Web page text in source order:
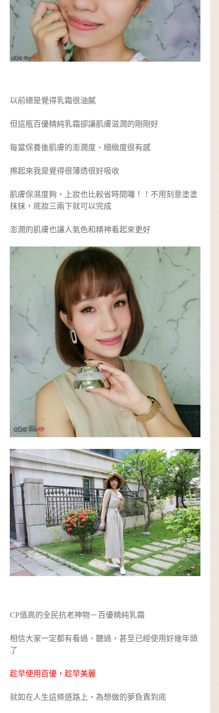
以前總是覺得乳霜很油膩
但這瓶百優精純乳霜卻讓肌膚滋潤的剛剛好
每當保養後肌膚的澎潤度、細緻度很有感
擦起來我是覺得很薄透很好吸收
肌膚保濕度夠，上妝也比較省時間囉！！不用刻意塗塗
抹抹，底妝三兩下就可以完成
澎潤的肌膚也讓人氣色和精神看起來更好
CP值高的全民抗老神物－百優精純乳霜
相信大家一定都有看過、聽過，甚至已經使用好幾年頭
了
趁早使用百優，趁早美麗
就如在人生這條道路上，為想做的夢負責到底